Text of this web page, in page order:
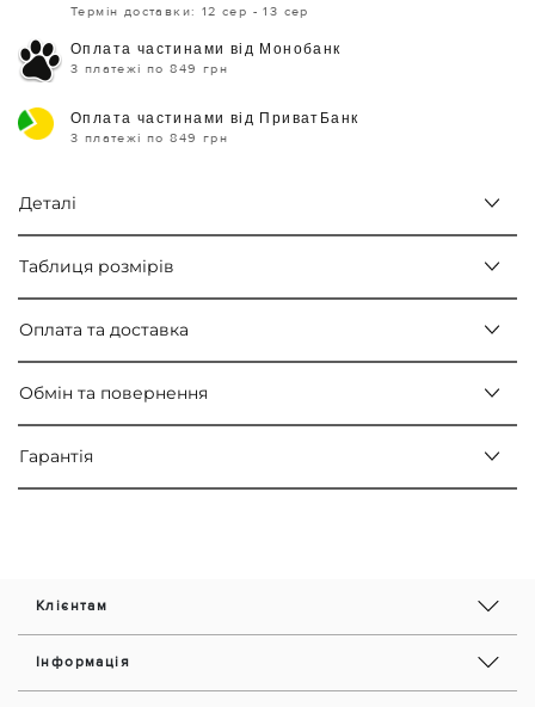
Термін доставки: 12 сер - 13 сер
Оплата частинами від Монобанк
3 платежі по 849 грн
Оплата частинами від ПриватБанк
3 платежі по 849 грн
Деталі
Таблиця розмірів
Оплата та доставка
Обмін та повернення
Гарантія
Клієнтам
Інформація